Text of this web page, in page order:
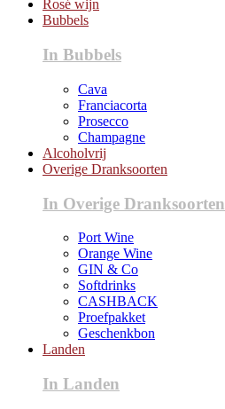
Rosé wijn
Bubbels
In Bubbels
Cava
Franciacorta
Prosecco
Champagne
Alcoholvrij
Overige Dranksoorten
In Overige Dranksoorten
Port Wine
Orange Wine
GIN & Co
Softdrinks
CASHBACK
Proefpakket
Geschenkbon
Landen
In Landen